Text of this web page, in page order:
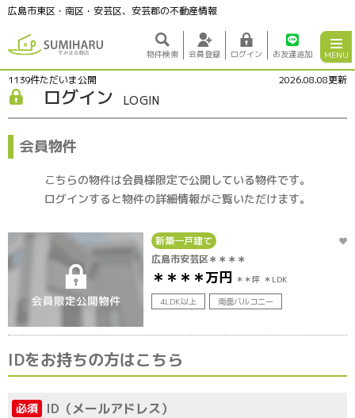
広島市東区・南区・安芸区、安芸郡の不動産情報
物件検索 会員登録 ログイン お友達追加 MENU
1139件ただいま公開 2026.08.08更新
ログイン LOGIN
会員物件
こちらの物件は会員様限定で公開している物件です。
ログインすると物件の詳細情報がご覧いただけます。
新築一戸建て
広島市安芸区＊＊＊＊
＊＊＊＊万円 ＊＊坪 ＊LDK
4LDK以上
南面バルコニー
IDをお持ちの方はこちら
必須 ID（メールアドレス）